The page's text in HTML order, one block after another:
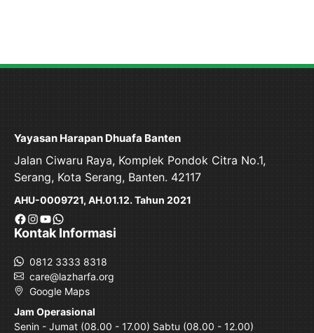
Yayasan Harapan Dhuafa Banten
Jalan Ciwaru Raya, Komplek Pondok Citra No.1,
Serang, Kota Serang, Banten. 42117
AHU-0009721, AH.01.12. Tahun 2021
Facebook
Instagram
YouTube
WhatsApp
Kontak Informasi
0812 3333 8318
care@lazharfa.org
Google Maps
Jam Operasional
Senin - Jumat (08.00 - 17.00) Sabtu (08.00 - 12.00)